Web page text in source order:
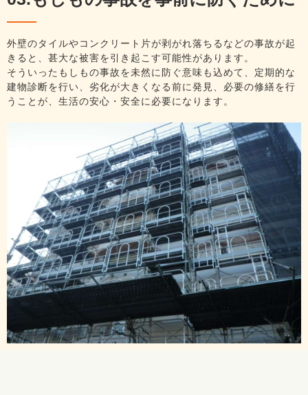
外壁のタイルやコンクリート片が剥がれ落ちるなどの事故が起
きると、甚大な被害を引き起こす可能性があります。
そういったもしもの事故を未然に防ぐ意味も込めて、定期的な
建物診断を行い、劣化が大きくなる前に発見、必要の修繕を行
うことが、生活の安心・安全に必要になります。